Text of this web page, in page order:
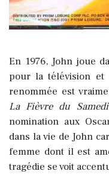
En 1976, John joue
pour la télévision et
renommée est
La Fièvre du
nomination aux
dans la vie de John
femme dont il est
tragédie se voit